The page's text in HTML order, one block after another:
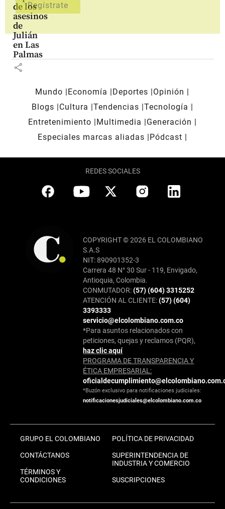
de los
asesinos
de
Julián
en Las
Palmas
share
Mundo Economía Deportes
Opinión
Blogs
Cultura Tendencias Tecnología
Entretenimiento
Multimedia
Generación
Especiales marcas aliadas
Pódcast
REDES SOCIALES
COPYRIGHT © 2026 EL COLOMBIANO
S.A.S
NIT: 890901352-3
Carrera 48 N° 30 Sur - 119, Envigado,
Antioquia, Colombia.
CONMUTADOR:(57) (604) 3315252
ATENCIÓN AL CLIENTE:(57) (604)
3393333
servicio@elcolombiano.com.co
*Para asuntos relacionados con
peticiones, quejas y reclamos (PQR),
haz clic aquí
PROGRAMA DE TRANSPARENCIA Y
ÉTICA EMPRESARIAL:
*Buzón exclusivo para notificaciones judiciales:
notificacionesjudiciales@elcolombiano.com.co
GRUPO EL COLOMBIANO
CONTÁCTANOS
TÉRMINOS Y
CONDICIONES
POLÍTICA DE PRIVACIDAD
SUPERINTENDENCIA DE
INDUSTRIA Y COMERCIO
SUSCRIPCIONES